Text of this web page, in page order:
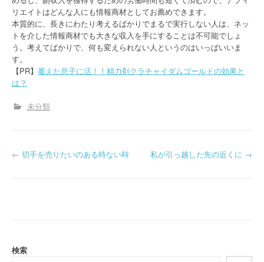
リエイトはどんな人にも情報商材としてお薦めできます。
本質的に、長きにわたり考えるばかりでまるで実行しない人は、ネッ
トを介した情報商材でも大きな収入を手にすることは不可能でしょ
う。考えてばかりで、何も変えられない人というのはいっぱいいま
す。
【PR】 萎えた息子に活！！精力剤クラチャイダムゴールドの効果と
は？
未分類
P
n
← 切手を売りたいのある時ない時 私が引っ越した先の近くに →
検索